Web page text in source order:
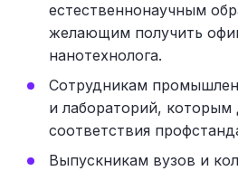
естественнонаучным
желающим получить
нанотехнолога.
Сотрудникам
и лабораторий,
соответствия
Выпускникам вузов и